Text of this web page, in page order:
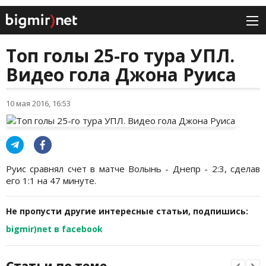
Топ голы 25-го тура УПЛ.
Видео гола Джона Руиса
10 мая 2016, 16:53
Руис сравнял счет в матче Волынь - Днепр - 2:3, сделав
его 1:1 на 47 минуте.
Не пропусти другие интересные статьи, подпишись:
bigmir)net в facebook